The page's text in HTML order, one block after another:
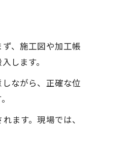
、施工図や加工帳
します。
ながら、正確な位
ます。現場では、